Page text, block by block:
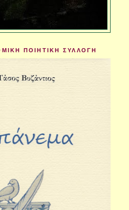
ΠΟΙΗΤΙΚΗ ΣΥΛΛΟΓΗ